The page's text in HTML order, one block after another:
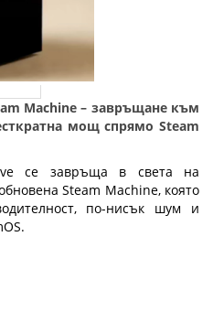
Machine – завръщане към
мощ спрямо Steam
се завръща в света на
Steam Machine, която
по-нисък шум и